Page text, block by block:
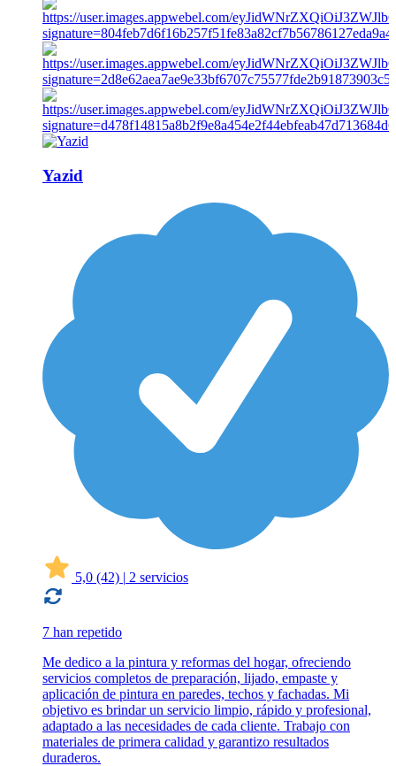
Yazid
5,0 (42) | 2 servicios
7 han repetido
Me dedico a la pintura y reformas del hogar, ofreciendo
servicios completos de preparación, lijado, empaste y
aplicación de pintura en paredes, techos y fachadas. Mi
objetivo es brindar un servicio limpio, rápido y profesional,
adaptado a las necesidades de cada cliente. Trabajo con
materiales de primera calidad y garantizo resultados
duraderos.